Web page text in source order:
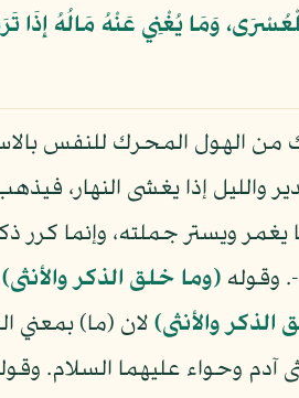
وَمَا يُغْنِي عَنْهُ مَالُهُ إِذَا
من الهول المحرك للنفس
والليل إذا يغشى النهار،
ويستر جملته، وإنما كرر
. وقوله (وما خلق الذكر والأنثى)
والأنثى) لان (ما) بمعني
آدم وحواء عليهما السلام.